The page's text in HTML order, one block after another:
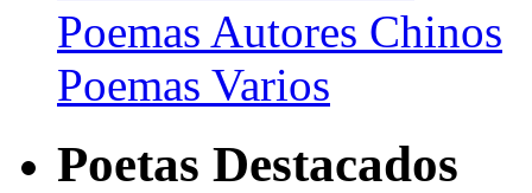
Poemas Autores Chinos
Poemas Varios
Poetas Destacados